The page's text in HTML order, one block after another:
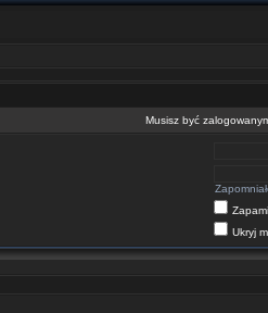
Musisz być
Ukryj